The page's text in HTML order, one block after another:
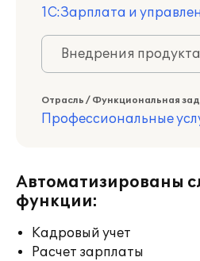
1С:Зарплата и
Внедрения
Отрасль / Функциональная
Профессиональные
Автоматизированы
функции:
Кадровый учет
Расчет зарплаты